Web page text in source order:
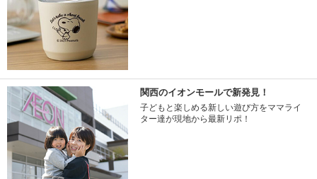
関西のイオンモールで新発見！
子どもと楽しめる新しい遊び方をママライ
ター達が現地から最新リポ！